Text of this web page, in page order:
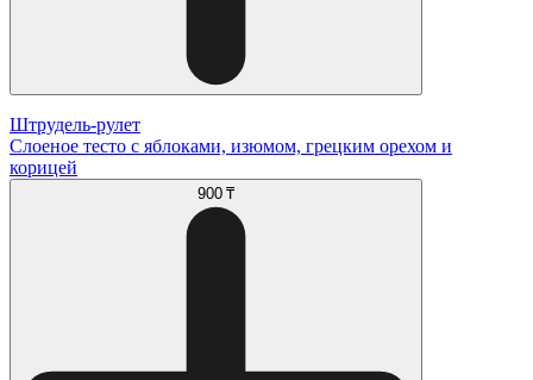
Штрудель-рулет
Слоеное тесто с яблоками, изюмом, грецким орехом и
корицей
900 ₸